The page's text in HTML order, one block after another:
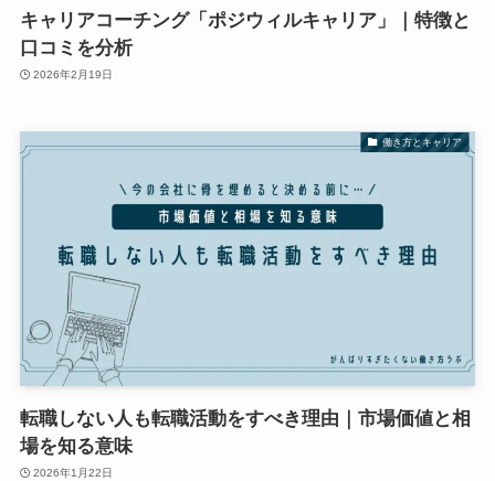
キャリアコーチング「ポジウィルキャリア」｜特徴と
口コミを分析
2026年2月19日
働き方とキャリア
転職しない人も転職活動をすべき理由｜市場価値と相
場を知る意味
2026年1月22日